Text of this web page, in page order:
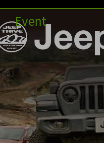
Event